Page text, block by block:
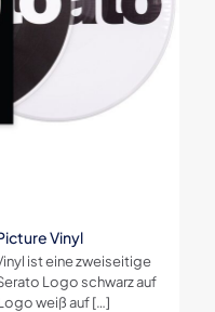
Vinyl
ist eine zweiseitige
Logo schwarz auf
weiß auf[…]